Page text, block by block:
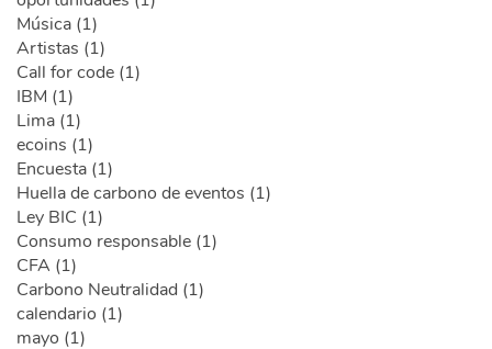
Música (1)
Artistas (1)
Call for code (1)
IBM (1)
Lima (1)
ecoins (1)
Encuesta (1)
Huella de carbono de eventos (1)
Ley BIC (1)
Consumo responsable (1)
CFA (1)
Carbono Neutralidad (1)
calendario (1)
mayo (1)